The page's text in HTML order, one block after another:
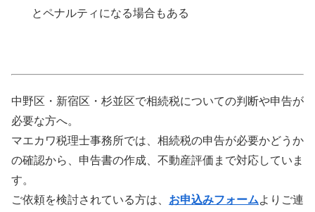
とペナルティになる場合もある
中野区・新宿区・杉並区で相続税についての判断や申告が
必要な方へ。
マエカワ税理士事務所では、相続税の申告が必要かどうか
の確認から、申告書の作成、不動産評価まで対応していま
す。
ご依頼を検討されている方は、 お申込みフォームよりご連